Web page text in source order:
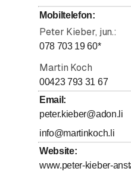
Mittwoch
Donnerstag
Freitag
Samstag
Sonntag
Mobiltelefon:
Peter Kieber, jun.:
078 703 19 60*
Martin Koch
00423 793 31 67
Email :
peter.kieber@adon.li
info@martinkoch.li
Website:
www.peter-kieber-